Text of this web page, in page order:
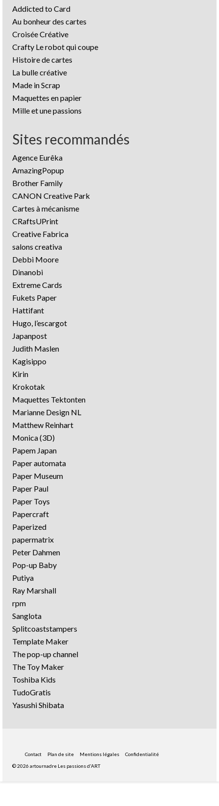
Addicted to Card
Au bonheur des cartes
Croisée Créative
Crafty Le robot qui coupe
Histoire de cartes
La bulle créative
Made in Scrap
Maquettes en papier
Mille et une passions
Sites recommandés
Agence Eurêka
AmazingPopup
Brother Family
CANON Creative Park
Cartes à mécanisme
CRaftsUPrint
Creative Fabrica
salons creativa
Debbi Moore
Dinanobi
Extreme Cards
Fukets Paper
Hattifant
Hugo, l’escargot
Japanpost
Judith Maslen
Kagisippo
Kirin
Krokotak
Maquettes Tektonten
Marianne Design NL
Matthew Reinhart
Monica (3D)
Papem Japan
Paper automata
Paper Museum
Paper Paul
Paper Toys
Papercraft
Paperized
papermatrix
Peter Dahmen
Pop-up Baby
Putiya
Ray Marshall
rpm
Sanglota
Splitcoaststampers
Template Maker
The pop-up channel
The Toy Maker
Toshiba Kids
TudoGratis
Yasushi Shibata
Contact Plan de site Mentions légales
Confidentialité
© 2026 artournadre Les passions d'ART